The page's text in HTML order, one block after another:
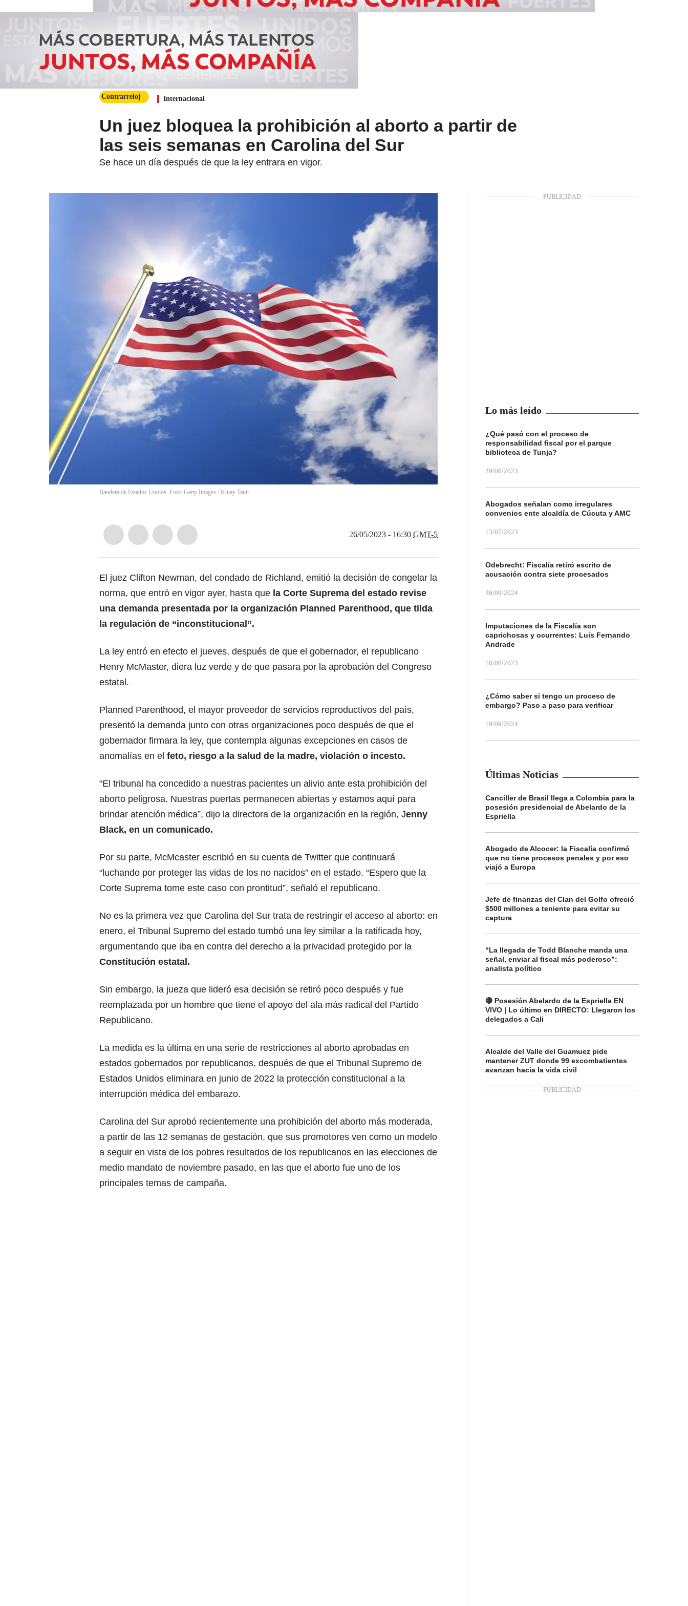
Contrarreloj Internacional
Un juez bloquea la prohibición al aborto a partir de
las seis semanas en Carolina del Sur
Se hace un día después de que la ley entrara en vigor.
Bandera de Estados Unidos. Foto: Getty Images / Kutay Tanir
26/05/2023 - 16:30 GMT-5
El juez Clifton Newman, del condado de Richland, emitió la decisión de congelar la
norma, que entró en vigor ayer, hasta que la Corte Suprema del estado revise
una demanda presentada por la organización Planned Parenthood, que tilda
la regulación de “inconstitucional”.
La ley entró en efecto el jueves, después de que el gobernador, el republicano
Henry McMaster, diera luz verde y de que pasara por la aprobación del Congreso
estatal.
Planned Parenthood, el mayor proveedor de servicios reproductivos del país,
presentó la demanda junto con otras organizaciones poco después de que el
gobernador firmara la ley, que contempla algunas excepciones en casos de
anomalías en el feto, riesgo a la salud de la madre, violación o incesto.
“El tribunal ha concedido a nuestras pacientes un alivio ante esta prohibición del
aborto peligrosa. Nuestras puertas permanecen abiertas y estamos aquí para
brindar atención médica”, dijo la directora de la organización en la región, Jenny
Black, en un comunicado.
Por su parte, McMcaster escribió en su cuenta de Twitter que continuará
“luchando por proteger las vidas de los no nacidos” en el estado. “Espero que la
Corte Suprema tome este caso con prontitud”, señaló el republicano.
No es la primera vez que Carolina del Sur trata de restringir el acceso al aborto: en
enero, el Tribunal Supremo del estado tumbó una ley similar a la ratificada hoy,
argumentando que iba en contra del derecho a la privacidad protegido por la
Constitución estatal.
Sin embargo, la jueza que lideró esa decisión se retiró poco después y fue
reemplazada por un hombre que tiene el apoyo del ala más radical del Partido
Republicano.
La medida es la última en una serie de restricciones al aborto aprobadas en
estados gobernados por republicanos, después de que el Tribunal Supremo de
Estados Unidos eliminara en junio de 2022 la protección constitucional a la
interrupción médica del embarazo.
Carolina del Sur aprobó recientemente una prohibición del aborto más moderada,
a partir de las 12 semanas de gestación, que sus promotores ven como un modelo
a seguir en vista de los pobres resultados de los republicanos en las elecciones de
medio mandato de noviembre pasado, en las que el aborto fue uno de los
principales temas de campaña.
Lo más leído
¿Qué pasó con el proceso de
responsabilidad fiscal por el parque
biblioteca de Tunja?
29/08/2023
Abogados señalan como irregulares
convenios ente alcaldía de Cúcuta y AMC
13/07/2023
Odebrecht: Fiscalía retiró escrito de
acusación contra siete procesados
26/09/2024
Imputaciones de la Fiscalía son
caprichosas y ocurrentes: Luis Fernando
Andrade
18/08/2023
¿Cómo saber si tengo un proceso de
embargo? Paso a paso para verificar
19/09/2024
Últimas Noticias
Canciller de Brasil llega a Colombia para la
posesión presidencial de Abelardo de la
Espriella
Abogado de Alcocer: la Fiscalía confirmó
que no tiene procesos penales y por eso
viajó a Europa
Jefe de finanzas del Clan del Golfo ofreció
$500 millones a teniente para evitar su
captura
“La llegada de Todd Blanche manda una
señal, enviar al fiscal más poderoso”:
analista político
🔴 Posesión Abelardo de la Espriella EN
VIVO | Lo último en DIRECTO: Llegaron los
delegados a Cali
Alcalde del Valle del Guamuez pide
mantener ZUT donde 99 excombatientes
avanzan hacia la vida civil